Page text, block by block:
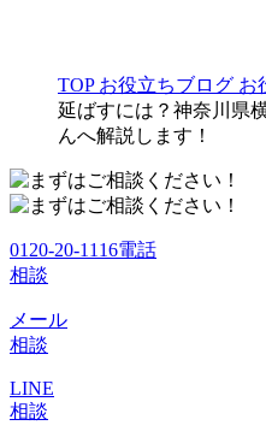
TOP お役立ちブログ お
延ばすには？神奈川県
んへ解説します！
0120-20-1116電話
相談
メール
相談
LINE
相談